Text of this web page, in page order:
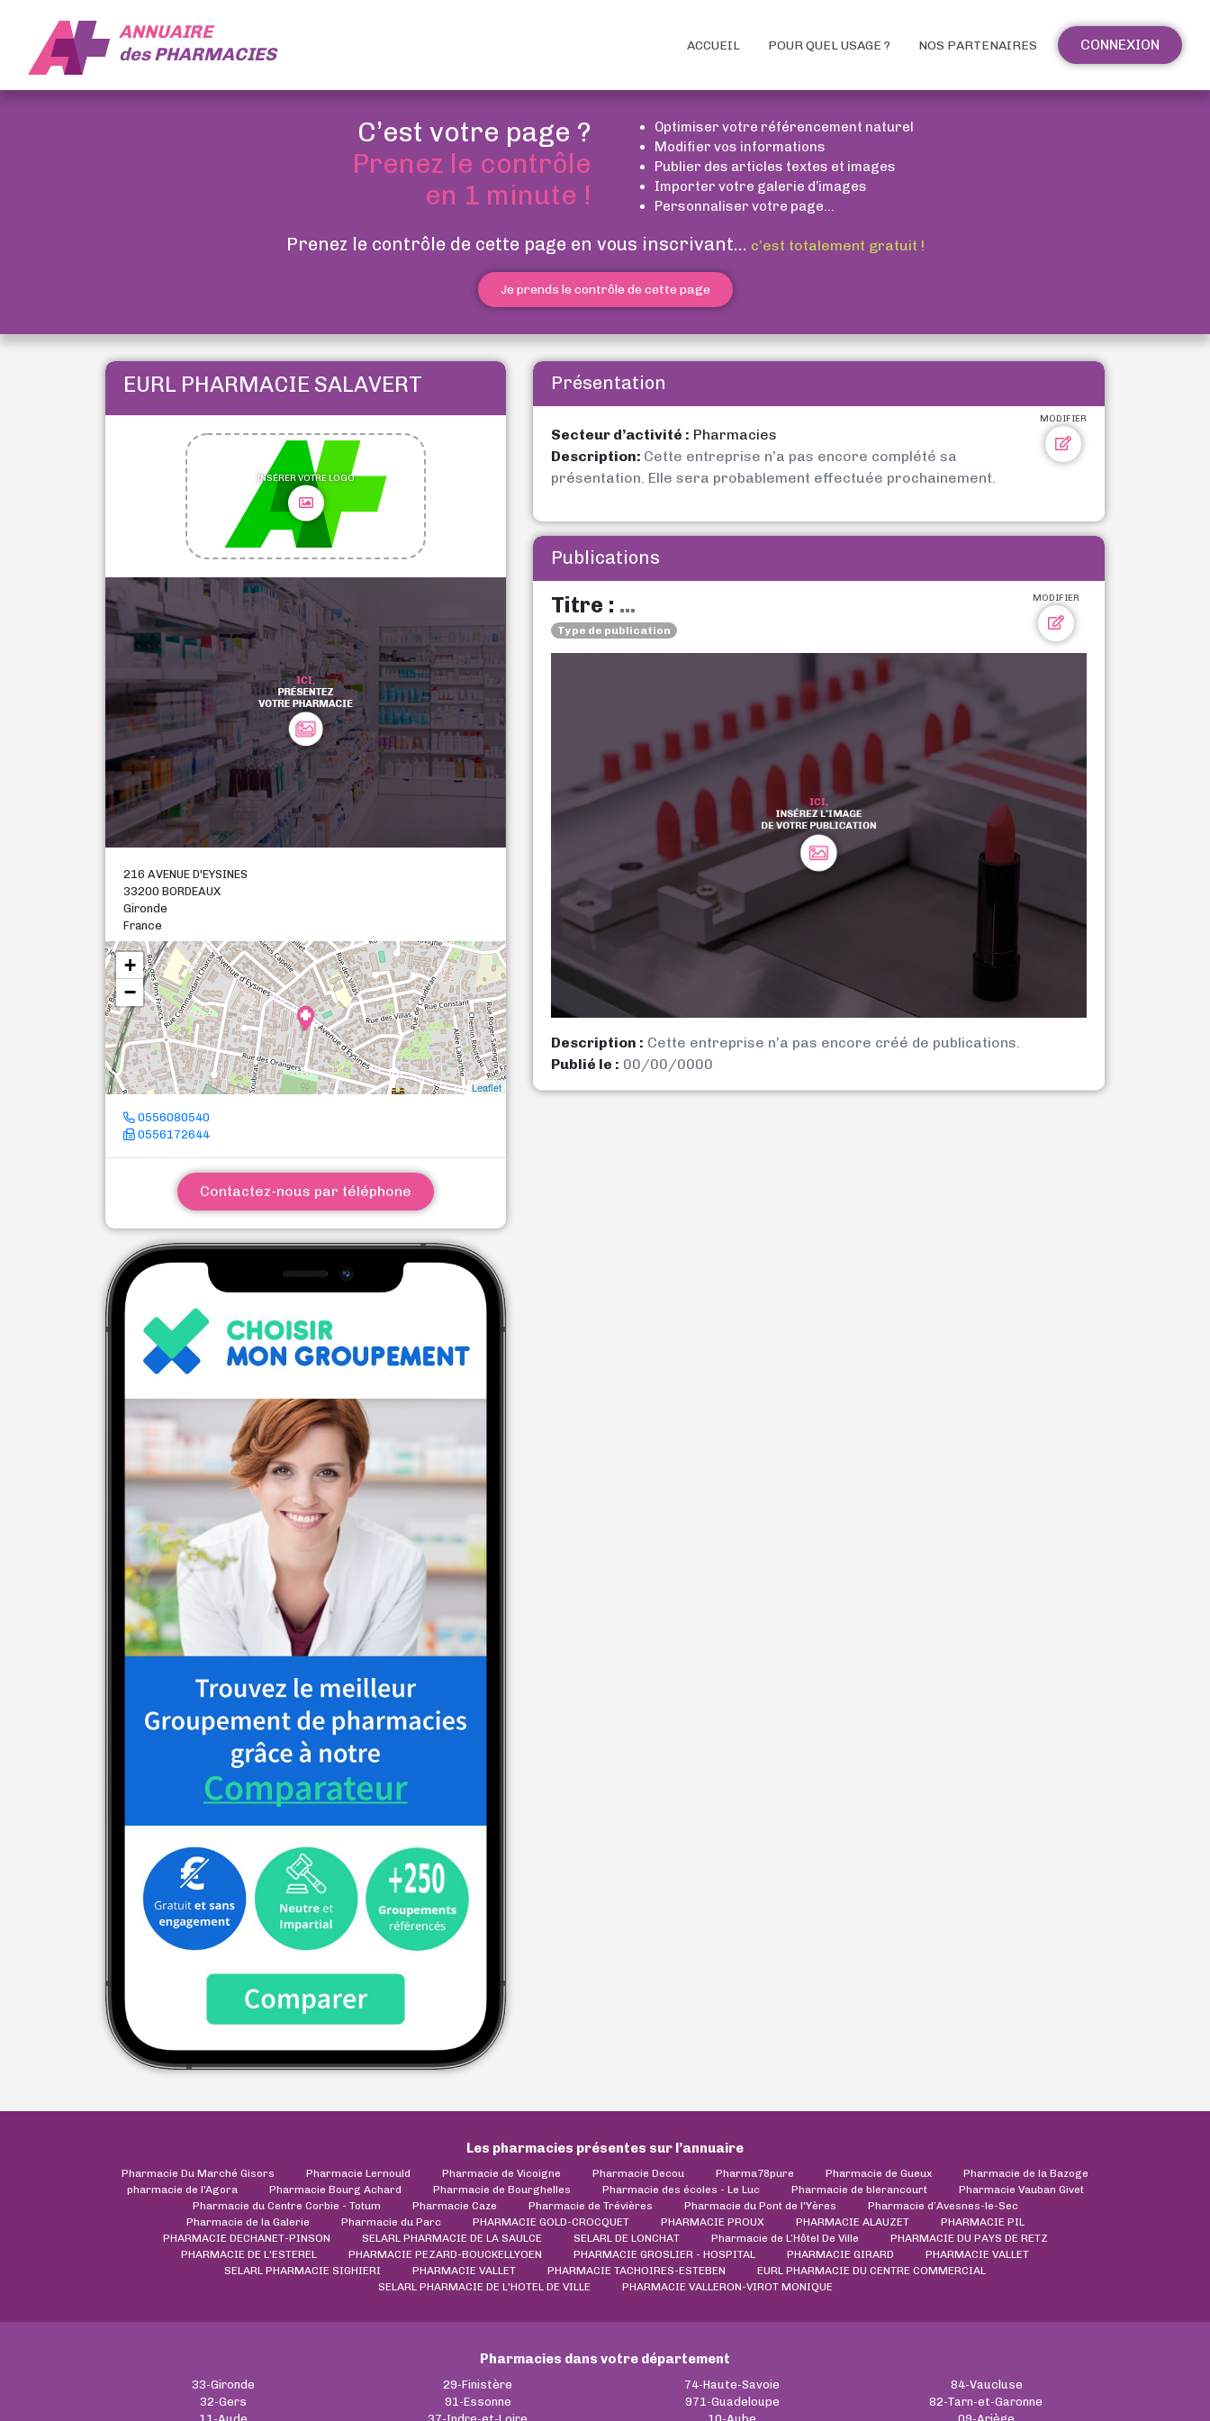
ANNUAIRE
desPHARMACIES ACCUEIL POUR QUEL USAGE ? NOS PARTENAIRES CONNEXION
C’est votre page ?
Prenez le contrôle
en 1 minute !
Optimiser votre référencement naturel
Modifier vos informations
Publier des articles textes et images
Importer votre galerie d’images
Personnaliser votre page...
Prenez le contrôle de cette page en vous inscrivant... c’est totalement gratuit !
Je prends le contrôle de cette page
EURL PHARMACIE SALAVERT
INSÉRER VOTRE LOGO
216 AVENUE D'EYSINES
33200 BORDEAUX
Gironde
France
+
−
Leaflet
0556080540
0556172644
Contactez-nous par téléphone
Présentation
MODIFIER
Secteur d’activité : Pharmacies
Description: Cette entreprise n’a pas encore complété sa
présentation. Elle sera probablement effectuée prochainement.
Publications
MODIFIER
Titre : ...
Type de publication
Description : Cette entreprise n’a pas encore créé de publications.
Publié le : 00/00/0000
Les pharmacies présentes sur l’annuaire
Pharmacie Du Marché Gisors Pharmacie Lernould Pharmacie de Vicoigne Pharmacie Decou Pharma78pure Pharmacie de Gueux
Pharmacie de la Bazoge
pharmacie de l'Agora
Pharmacie Bourg Achard Pharmacie de Bourghelles Pharmacie des écoles - Le Luc Pharmacie de blerancourt
Pharmacie Vauban Givet
Pharmacie du Centre Corbie - Totum
Pharmacie Caze Pharmacie de Trévières Pharmacie du Pont de l'Yères
Pharmacie d’Avesnes-le-Sec
Pharmacie de la Galerie
Pharmacie du Parc PHARMACIE GOLD-CROCQUET PHARMACIE PROUX PHARMACIE ALAUZET
PHARMACIE PIL
PHARMACIE DECHANET-PINSON
SELARL PHARMACIE DE LA SAULCE SELARL DE LONCHAT Pharmacie de L’Hôtel De Ville
PHARMACIE DU PAYS DE RETZ
PHARMACIE DE L'ESTEREL
PHARMACIE PEZARD-BOUCKELLYOEN PHARMACIE GROSLIER - HOSPITAL PHARMACIE GIRARD
PHARMACIE VALLET
SELARL PHARMACIE SIGHIERI
PHARMACIE VALLET PHARMACIE TACHOIRES-ESTEBEN
EURL PHARMACIE DU CENTRE COMMERCIAL
SELARL PHARMACIE DE L'HOTEL DE VILLE
PHARMACIE VALLERON-VIROT MONIQUE
Pharmacies dans votre département
33-Gironde
32-Gers
29-Finistère
91-Essonne
74-Haute-Savoie
971-Guadeloupe
84-Vaucluse
82-Tarn-et-Garonne